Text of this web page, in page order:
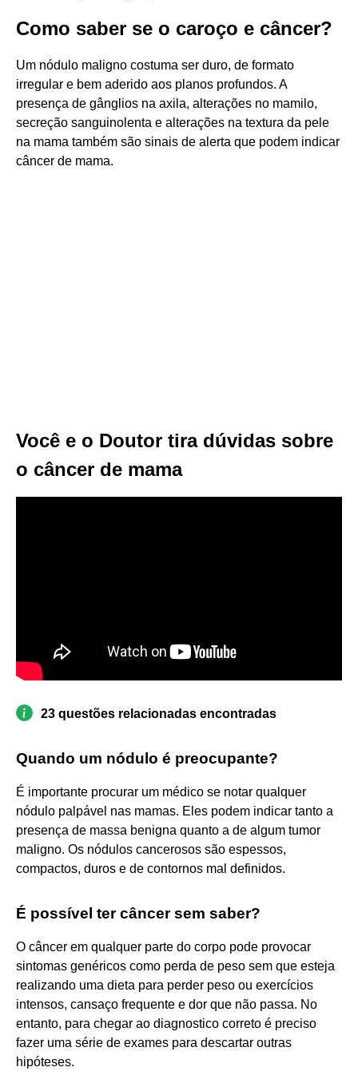
Como saber se o caroço e câncer?
Um nódulo maligno costuma ser duro, de formato
irregular e bem aderido aos planos profundos. A
presença de gânglios na axila, alterações no mamilo,
secreção sanguinolenta e alterações na textura da pele
na mama também são sinais de alerta que podem indicar
câncer de mama.
Você e o Doutor tira dúvidas sobre
o câncer de mama
23 questões relacionadas encontradas
Quando um nódulo é preocupante?
É importante procurar um médico se notar qualquer
nódulo palpável nas mamas. Eles podem indicar tanto a
presença de massa benigna quanto a de algum tumor
maligno. Os nódulos cancerosos são espessos,
compactos, duros e de contornos mal definidos.
É possível ter câncer sem saber?
O câncer em qualquer parte do corpo pode provocar
sintomas genéricos como perda de peso sem que esteja
realizando uma dieta para perder peso ou exercícios
intensos, cansaço frequente e dor que não passa. No
entanto, para chegar ao diagnostico correto é preciso
fazer uma série de exames para descartar outras
hipóteses.